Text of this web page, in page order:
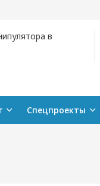
в
Спецпроекты